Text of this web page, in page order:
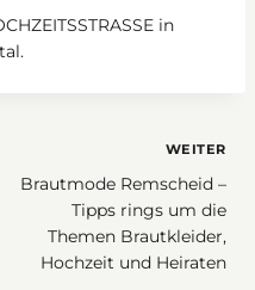
in
WEITER
Brautmode Remscheid –
Tipps rings um die
Themen Brautkleider,
Hochzeit und Heiraten